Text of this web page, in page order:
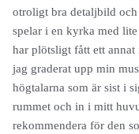
otroligt bra detaljbild
spelar i en kyrka med
har plötsligt fått ett
jag graderat upp min
högtalarna som är sist i
rummet och in i mitt
rekommendera för den